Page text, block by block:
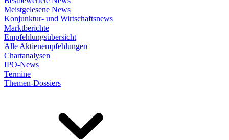
Meistgelesene News
Konjunktur- und Wirtschaftsnews
Marktberichte
Empfehlungsübersicht
Alle Aktienempfehlungen
Chartanalysen
IPO-News
Termine
Themen-Dossiers